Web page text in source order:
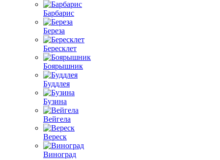
Барбарис
Береза
Бересклет
Боярышник
Буддлея
Бузина
Вейгела
Вереск
Виноград